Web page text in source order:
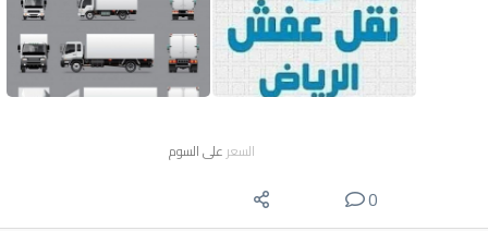
السعر على السوم
0